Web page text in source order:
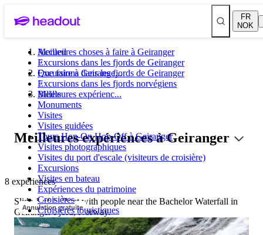
FR
NOK
Meilleures choses à faire à Geiranger
Excursions dans les fjords de Geiranger
Excursions dans les fjords de Geiranger
Excursions dans les fjords norvégiens
Billets
Monuments
Visites
Visites guidées
Tours Hop-On Hop-Off à Geiranger
Visites photographiques
Visites du port d'escale (visiteurs de croisière)
Excursions
Visites en bateau
Expériences du patrimoine
Croisières
Croisières touristiques
Accueil
Que faire à Geirange...
Meilleures expérienc...
Meilleures expériences à Geiranger
8 expériences
Annulation gratuite
Slide 1 of 1, Boat with people near the Bachelor Waterfall in
Geiranger Fjord, Norway.